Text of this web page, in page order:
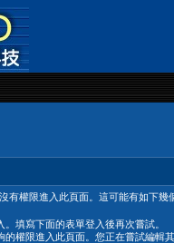
有權限進入此頁面。這可能有如下幾
。填寫下面的表單登入後再次嘗試。
的權限進入此頁面。您正在嘗試編輯